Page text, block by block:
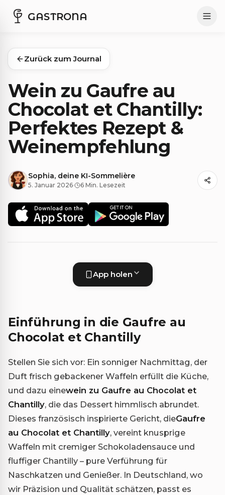
GASTRONA
Zurück zum Journal
Wein zu Gaufre au
Chocolat et Chantilly:
Perfektes Rezept &
Weinempfehlung
Sophia, deine KI-Sommelière
5. Januar 2026· 6 Min. Lesezeit
App holen
Einführung in die Gaufre au
Chocolat et Chantilly
Stellen Sie sich vor: Ein sonniger Nachmittag, der
Duft frisch gebackener Waffeln erfüllt die Küche,
und dazu einewein zu Gaufre au Chocolat et
Chantilly, die das Dessert himmlisch abrundet.
Dieses französisch inspirierte Gericht, dieGaufre
au Chocolat et Chantilly, vereint knusprige
Waffeln mit cremiger Schokoladensauce und
fluffiger Chantilly – pure Verführung für
Naschkatzen und Genießer. In Deutschland, wo
wir Präzision und Qualität schätzen, passt es